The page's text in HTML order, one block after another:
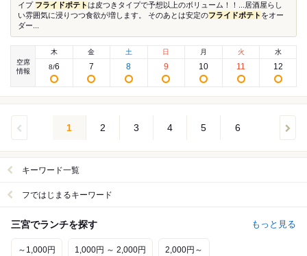
イプ フライドポテトは皮つきタイプで予想以上のボリューム！！...居酒屋らし
い雰囲気に浸りつつ食欲が増します。 そのあとは安定のフライドポテト をオー
ダー...
空席
情報
木
8/6
金
7
土
8
日
9
月
10
火
11
水
12
1 2 3 4 5 6
キーワード一覧
フではじまるキーワード
三宮でランチを探す もっと見る
～1,000円 1,000円 ～ 2,000円 2,000円～